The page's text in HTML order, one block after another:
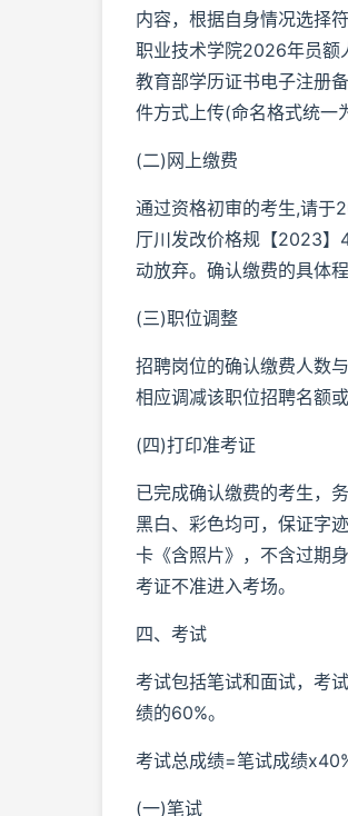
内容，根据自身情况选择
职业技术学院2026年员额
教育部学历证书电子注册
件方式上传(命名格式统一
(二)网上缴费
通过资格初审的考生,请于
厅川发改价格规【2023】
动放弃。确认缴费的具体
(三)职位调整
招聘岗位的确认缴费人数
相应调减该职位招聘名额
(四)打印准考证
已完成确认缴费的考生，
黑白、彩色均可，保证字
卡《含照片》，不含过期
考证不准进入考场。
四、考试
考试包括笔试和面试，考
绩的60%。
考试总成绩=笔试成绩
(一)笔试